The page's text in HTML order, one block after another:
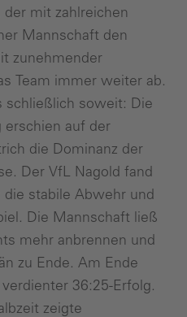
mit zahlreichen
Mannschaft den
zunehmender
Team immer weiter ab.
schließlich soweit: Die
erschien auf der
die Dominanz der
Der VfL Nagold fand
stabile Abwehr und
Die Mannschaft ließ
mehr anbrennen und
zu Ende. Am Ende
36:25-Erfolg.
zeigte